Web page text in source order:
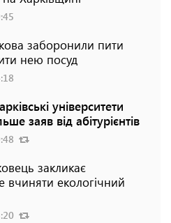
заборонили пити
нею посуд
університети
заяв від абітурієнтів
закликає
вчиняти екологічний